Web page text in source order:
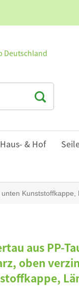
Deutschland
Haus- & Hof
Kunststoffkappe,
aus PP-
oben